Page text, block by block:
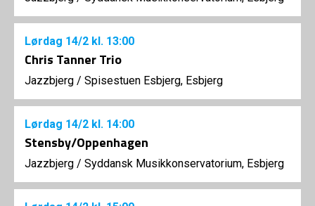
Lørdag 14/2 kl. 13:00
Chris Tanner Trio
Jazzbjerg / Spisestuen Esbjerg, Esbjerg
Lørdag 14/2 kl. 14:00
Stensby/Oppenhagen
Jazzbjerg / Syddansk Musikkonservatorium, Esbjerg